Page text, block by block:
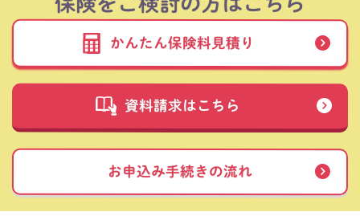
かんたん保険料見積り
資料請求はこちら
お申込み手続きの流れ